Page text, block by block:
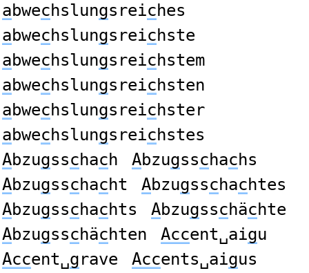
abwechslungsreiches
abwechslungsreichste
abwechslungsreichstem
abwechslungsreichsten
abwechslungsreichster
abwechslungsreichstes
Abzugsschach Abzugsschachs
Abzugsschacht Abzugsschachtes
Abzugsschachts Abzugsschächte
Abzugsschächten Accent␣aigu
Accent␣grave Accents␣aigus